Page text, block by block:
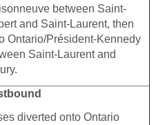
between Saint-
and Saint-Laurent, then
Ontario/Président-Kennedy
Saint-Laurent and
diverted onto Ontario